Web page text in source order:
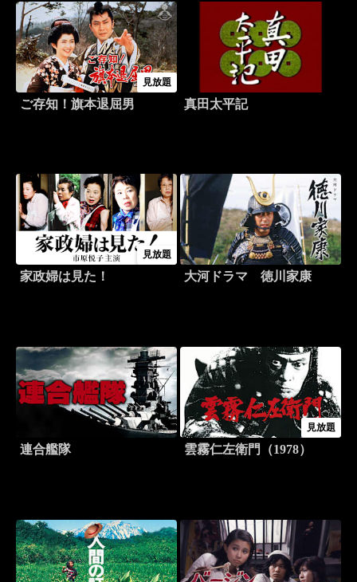
見放題
ご存知！旗本退屈男 真田太平記
見放題
家政婦は見た！ 大河ドラマ 徳川家康
連合艦隊
見放題
雲霧仁左衛門（1978）